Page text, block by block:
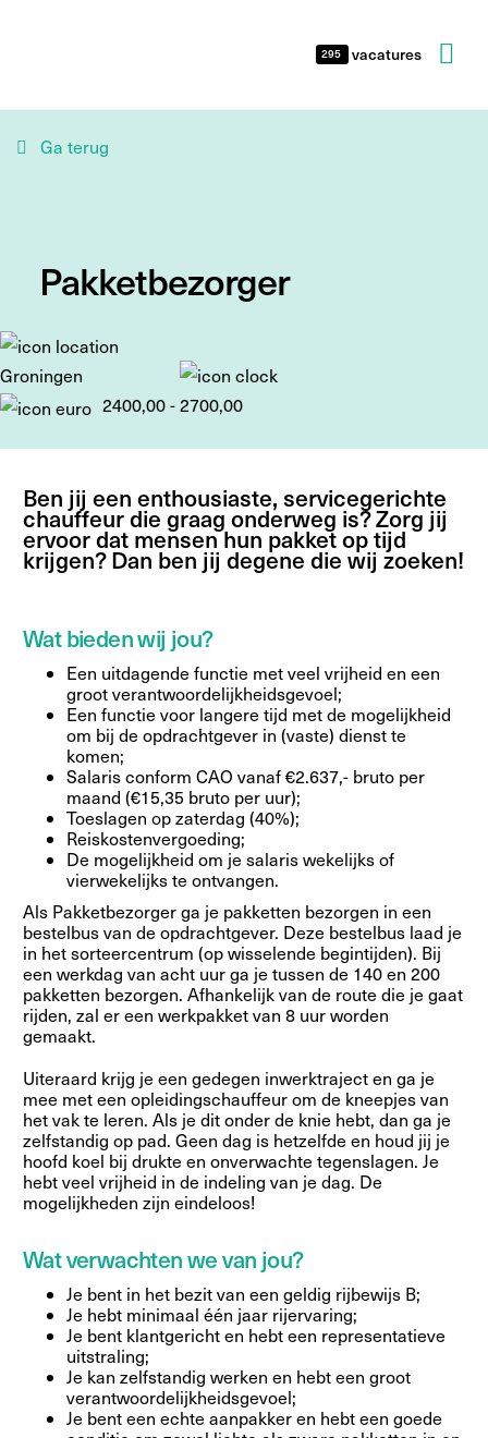
295 vacatures
Ga terug
Pakketbezorger
Groningen
2400,00 - 2700,00
Ben jij een enthousiaste, servicegerichte
chauffeur die graag onderweg is? Zorg jij
ervoor dat mensen hun pakket op tijd
krijgen? Dan ben jij degene die wij zoeken!
Wat bieden wij jou?
Een uitdagende functie met veel vrijheid en een
groot verantwoordelijkheidsgevoel;
Een functie voor langere tijd met de mogelijkheid
om bij de opdrachtgever in (vaste) dienst te
komen;
Salaris conform CAO vanaf €2.637,- bruto per
maand (€15,35 bruto per uur);
Toeslagen op zaterdag (40%);
Reiskostenvergoeding;
De mogelijkheid om je salaris wekelijks of
vierwekelijks te ontvangen.
Als Pakketbezorger ga je pakketten bezorgen in een
bestelbus van de opdrachtgever. Deze bestelbus laad je
in het sorteercentrum (op wisselende begintijden). Bij
een werkdag van acht uur ga je tussen de 140 en 200
pakketten bezorgen. Afhankelijk van de route die je gaat
rijden, zal er een werkpakket van 8 uur worden
gemaakt.
Uiteraard krijg je een gedegen inwerktraject en ga je
mee met een opleidingschauffeur om de kneepjes van
het vak te leren. Als je dit onder de knie hebt, dan ga je
zelfstandig op pad. Geen dag is hetzelfde en houd jij je
hoofd koel bij drukte en onverwachte tegenslagen. Je
hebt veel vrijheid in de indeling van je dag. De
mogelijkheden zijn eindeloos!
Wat verwachten we van jou?
Je bent in het bezit van een geldig rijbewijs B;
Je hebt minimaal één jaar rijervaring;
Je bent klantgericht en hebt een representatieve
uitstraling;
Je kan zelfstandig werken en hebt een groot
verantwoordelijkheidsgevoel;
Je bent een echte aanpakker en hebt een goede